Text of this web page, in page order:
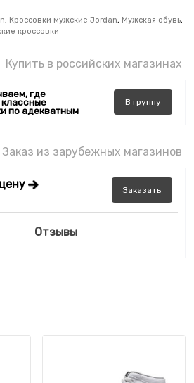
, Кроссовки мужские Jordan, Мужская обувь,
кроссовки
Купить в российских магазинах
где
классные
по адекватным
В группу
Заказ из зарубежных магазинов
Заказать
Отзывы